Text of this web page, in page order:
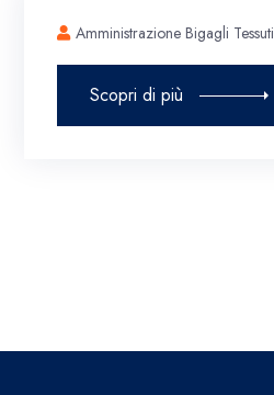
Amministrazione Bigagli Tessuti
Scopri di più